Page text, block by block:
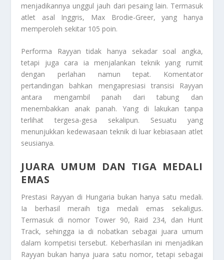
menjadikannya unggul jauh dari pesaing lain. Termasuk
atlet asal Inggris, Max Brodie-Greer, yang hanya
memperoleh sekitar 105 poin.
Performa Rayyan tidak hanya sekadar soal angka,
tetapi juga cara ia menjalankan teknik yang rumit
dengan perlahan namun tepat. Komentator
pertandingan bahkan mengapresiasi transisi Rayyan
antara mengambil panah dari tabung dan
menembakkan anak panah. Yang di lakukan tanpa
terlihat tergesa-gesa sekalipun. Sesuatu yang
menunjukkan kedewasaan teknik di luar kebiasaan atlet
seusianya.
JUARA UMUM DAN TIGA MEDALI
EMAS
Prestasi Rayyan di Hungaria bukan hanya satu medali.
Ia berhasil meraih tiga medali emas sekaligus.
Termasuk di nomor Tower 90, Raid 234, dan Hunt
Track, sehingga ia di nobatkan sebagai juara umum
dalam kompetisi tersebut. Keberhasilan ini menjadikan
Rayyan bukan hanya juara satu nomor, tetapi sebagai